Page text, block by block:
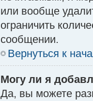
или вообще
ограничить
сообщении.
Вернуться к
Могу ли я
Да, вы можете